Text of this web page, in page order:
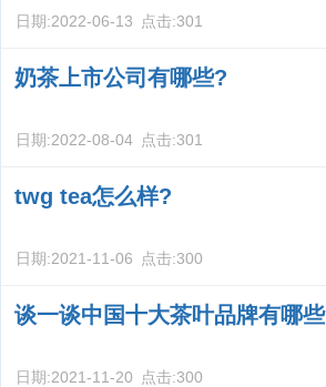
日期:2022-06-13 点击:301
奶茶上市公司有哪些?
日期:2022-08-04 点击:301
twg tea怎么样?
日期:2021-11-06 点击:300
谈一谈中国十大茶叶品牌有哪些
日期:2021-11-20 点击:300